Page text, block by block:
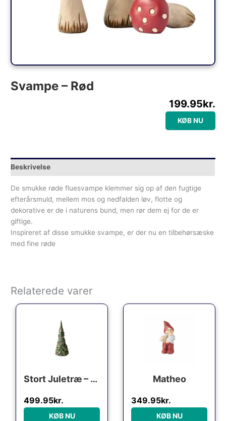
Svampe – Rød
199.95kr.
KØB NU
Beskrivelse
De smukke røde fluesvampe klemmer sig op af den fugtige
efterårsmuld, mellem mos og nedfalden løv, flotte og
dekorative er de i naturens bund, men rør dem ej for de er
giftige.
Inspireret af disse smukke svampe, er der nu en tilbehørsæske
med fine røde
Relaterede varer
Stort Juletræ – 30 cm
499.95kr.
KØB NU
Matheo
349.95kr.
KØB NU